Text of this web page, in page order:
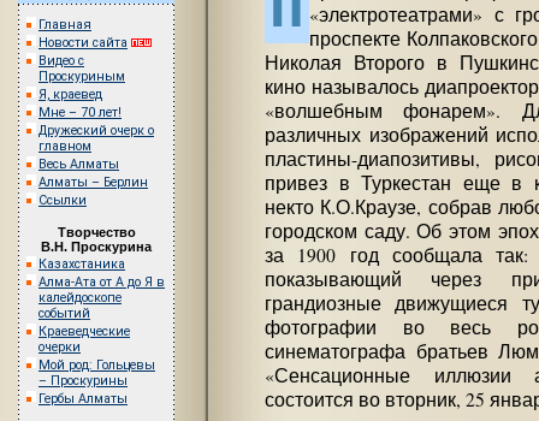
Главная
Новости сайта
Видео с
Проскуриным
Я, краевед
Мне – 70 лет!
Дружеский очерк о
главном
Весь Алматы
Алматы – Берлин
Ссылки
Творчество
В.Н. Проскурина
Казахстаника
Алма-Ата от А до Я в
калейдоскопе
событий
Краеведческие
очерки
Мой род: Гольцевы
– Проскурины
Гербы Алматы
«электротеатрами» с
проспекте
Николая Второго в
кино называлось
«волшебным фонарем».
различных изображений
пластины-диапозитивы,
привез в Туркестан еще в
некто К.О.Краузе, собрав
городском саду. Об этом
за 1900 год сообщала
показывающий через
грандиозные движущиеся
фотографии во весь
синематографа братьев
«Сенсационные иллюзии
состоится во вторник, 25